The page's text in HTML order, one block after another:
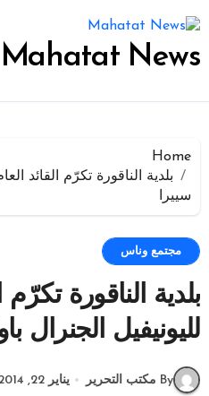
إلى
المحتوى
Mahatat News
Home
بلدية الناقورة تكرّم القائد
سييرا
مجتمع وناس
بلدية الناقورة تكرّم
لليونيفيل الجنرال
By مكتب التحرير يناير 22, 2014